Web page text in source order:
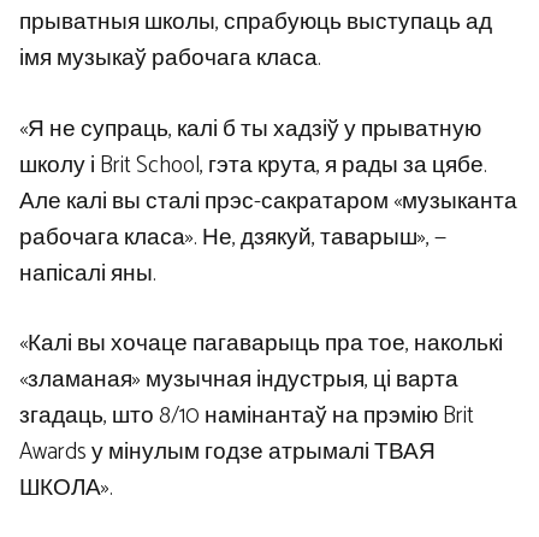
прыватныя школы, спрабуюць выступаць ад
імя музыкаў рабочага класа.
«Я не супраць, калі б ты хадзіў у прыватную
школу і Brit School, гэта крута, я рады за цябе.
Але калі вы сталі прэс-сакратаром «музыканта
рабочага класа». Не, дзякуй, таварыш», —
напісалі яны.
«Калі вы хочаце пагаварыць пра тое, наколькі
«зламаная» музычная індустрыя, ці варта
згадаць, што 8/10 намінантаў на прэмію Brit
Awards у мінулым годзе атрымалі ТВАЯ
ШКОЛА».